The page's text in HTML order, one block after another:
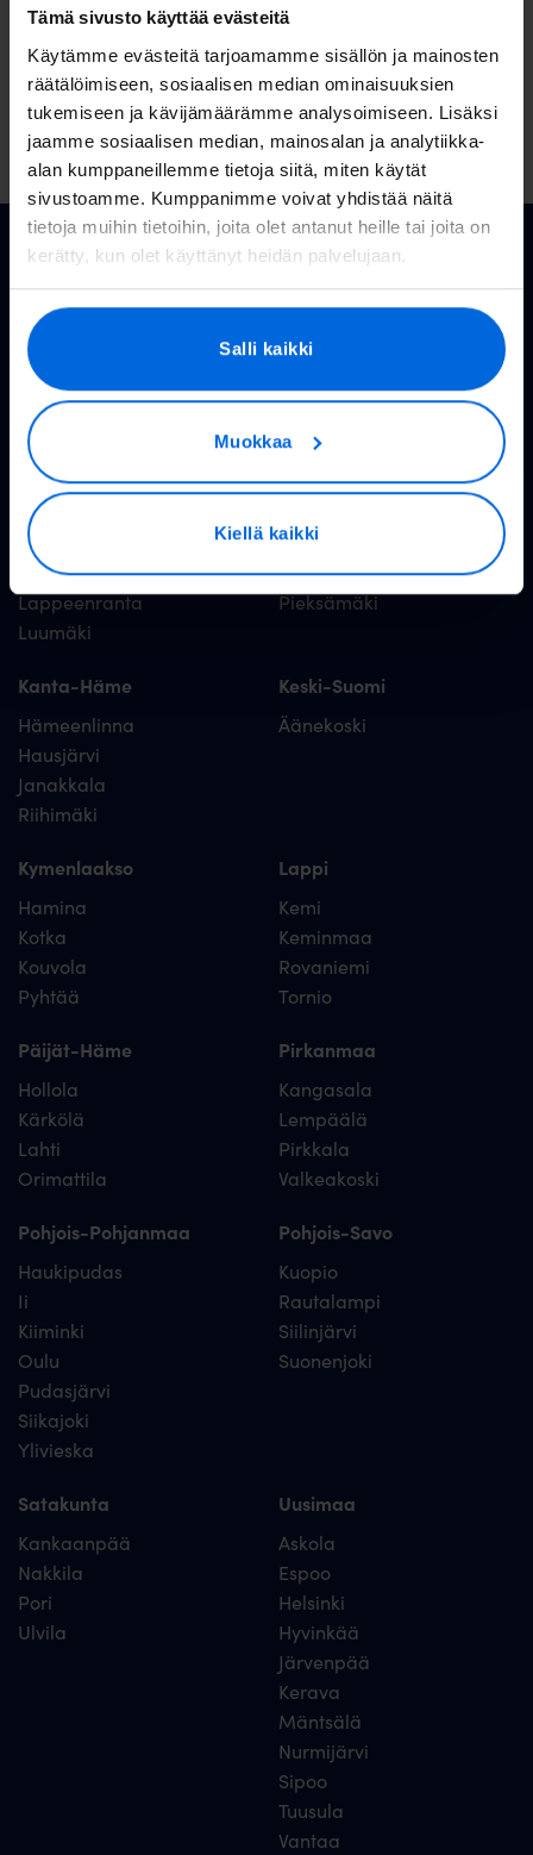
Tämä sivusto käyttää evästeitä
Käytämme evästeitä tarjoamamme sisällön ja mainosten
räätälöimiseen, sosiaalisen median ominaisuuksien
tukemiseen ja kävijämäärämme analysoimiseen. Lisäksi
jaamme sosiaalisen median, mainosalan ja analytiikka-
alan kumppaneillemme tietoja siitä, miten käytät
sivustoamme. Kumppanimme voivat yhdistää näitä
tietoja muihin tietoihin, joita olet antanut heille tai joita on
kerätty, kun olet käyttänyt heidän palvelujaan.
Salli kaikki
Muokkaa
Kiellä kaikki
Miksi juuri Valoo?
Rakennettavat alueet
Valoon valokuituverkko kattaa jo 50
paikkakuntaa ja rakentamiskausi on
vauhdilla käynnissä.
Etelä-Karjala
Lappeenranta
Luumäki
Pieksämäki
Kanta-Häme
Hämeenlinna
Hausjärvi
Janakkala
Riihimäki
Keski-Suomi
Äänekoski
Kymenlaakso
Hamina
Kotka
Kouvola
Pyhtää
Lappi
Kemi
Keminmaa
Rovaniemi
Tornio
Päijät-Häme
Hollola
Kärkölä
Lahti
Orimattila
Pirkanmaa
Kangasala
Lempäälä
Pirkkala
Valkeakoski
Pohjois-Pohjanmaa
Haukipudas
Ii
Kiiminki
Oulu
Pudasjärvi
Siikajoki
Ylivieska
Pohjois-Savo
Kuopio
Rautalampi
Siilinjärvi
Suonenjoki
Satakunta
Kankaanpää
Nakkila
Pori
Ulvila
Uusimaa
Askola
Espoo
Helsinki
Hyvinkää
Järvenpää
Kerava
Mäntsälä
Nurmijärvi
Sipoo
Tuusula
Vantaa